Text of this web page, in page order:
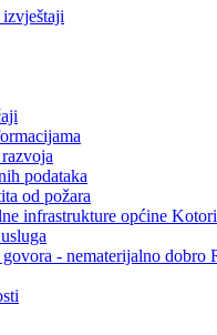
podataka
od požara
infrastrukture općine
- nematerijalno dobro